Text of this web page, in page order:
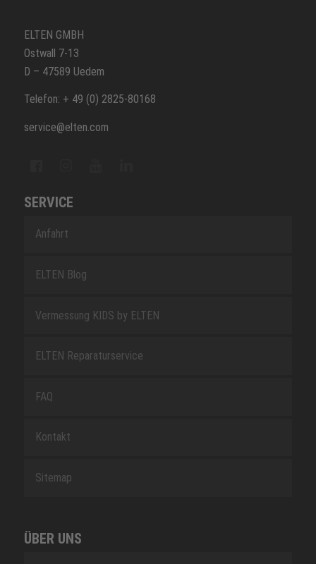
ELTEN GMBH
Ostwall 7-13
D – 47589 Uedem
Telefon: + 49 (0) 2825-80168
service@elten.com
SERVICE
Anfahrt
ELTEN Blog
Vermessung KIDS by ELTEN
ELTEN Reparaturservice
FAQ
Kontakt
Sitemap
ÜBER UNS